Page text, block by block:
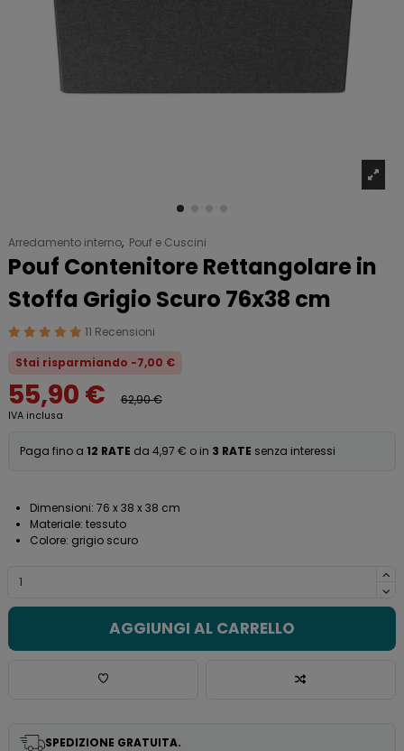
Arredamento interno, Pouf e Cuscini
Pouf Contenitore Rettangolare in
Stoffa Grigio Scuro 76x38 cm
11 Recensioni
Stai risparmiando -7,00 €
55,90 € 62,90 €
IVA inclusa
Paga fino a 12 RATE da 4,97 € o in 3 RATE senza interessi
Dimensioni: 76 x 38 x 38 cm
Materiale: tessuto
Colore: grigio scuro
AGGIUNGI AL CARRELLO
SPEDIZIONE GRATUITA.